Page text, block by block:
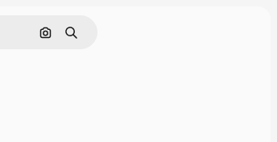
画像で検索
検索